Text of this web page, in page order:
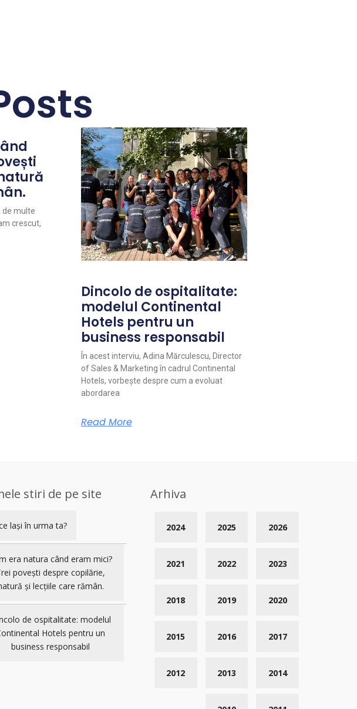
de multe
crescut,
Dincolo de ospitalitate:
modelul Continental
Hotels pentru un
business responsabil
În acest interviu, Adina Mărculescu, Director
of Sales & Marketing în cadrul Continental
Hotels, vorbește despre cum a evoluat
abordarea
Read More
stiri de pe site
lași în urma ta?
era natura când eram mici?
povești despre copilărie,
și lecțiile care rămân.
de ospitalitate: modelul
Hotels pentru un
business responsabil
Arhiva
2026
2025
2024
2023
2022
2021
2020
2019
2018
2017
2016
2015
2014
2013
2012